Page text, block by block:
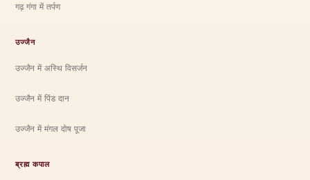
गढ़ गंगा में तर्पण
उज्जैन
उज्जैन में अस्थि विसर्जन
उज्जैन में पिंड दान
उज्जैन में मंगल दोष पूजा
ब्रह्म कपाल